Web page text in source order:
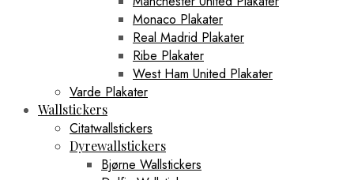
Monaco Plakater
Real Madrid Plakater
Ribe Plakater
West Ham United Plakater
Varde Plakater
Wallstickers
Citatwallstickers
Dyrewallstickers
Bjørne Wallstickers